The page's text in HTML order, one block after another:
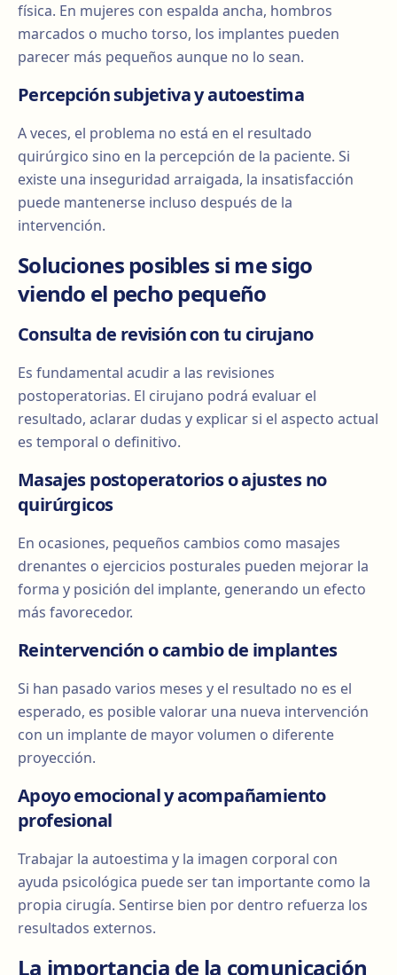
física. En mujeres con espalda ancha, hombros
marcados o mucho torso, los implantes pueden
parecer más pequeños aunque no lo sean.
Percepción subjetiva y autoestima
A veces, el problema no está en el resultado
quirúrgico sino en la percepción de la paciente. Si
existe una inseguridad arraigada, la insatisfacción
puede mantenerse incluso después de la
intervención.
Soluciones posibles si me sigo
viendo el pecho pequeño
Consulta de revisión con tu cirujano
Es fundamental acudir a las revisiones
postoperatorias. El cirujano podrá evaluar el
resultado, aclarar dudas y explicar si el aspecto actual
es temporal o definitivo.
Masajes postoperatorios o ajustes no
quirúrgicos
En ocasiones, pequeños cambios como masajes
drenantes o ejercicios posturales pueden mejorar la
forma y posición del implante, generando un efecto
más favorecedor.
Reintervención o cambio de implantes
Si han pasado varios meses y el resultado no es el
esperado, es posible valorar una nueva intervención
con un implante de mayor volumen o diferente
proyección.
Apoyo emocional y acompañamiento
profesional
Trabajar la autoestima y la imagen corporal con
ayuda psicológica puede ser tan importante como la
propia cirugía. Sentirse bien por dentro refuerza los
resultados externos.
La importancia de la comunicación